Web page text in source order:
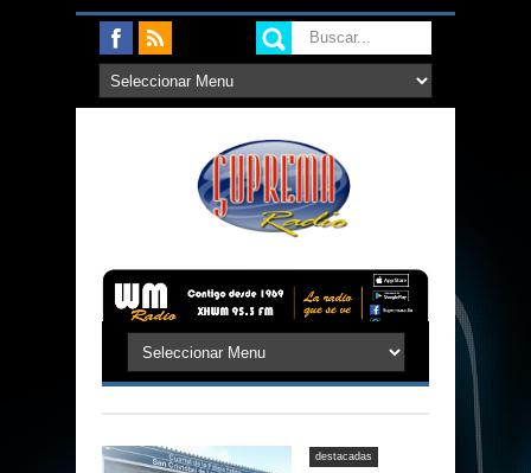
destacadas